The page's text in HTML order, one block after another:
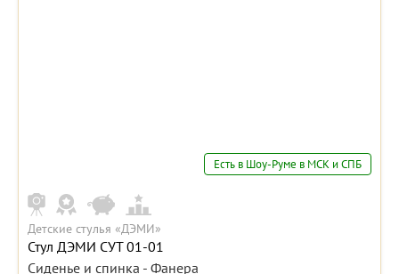
Есть в Шоу-Руме в МСК и СПБ
Детские стулья «ДЭМИ»
Стул ДЭМИ СУТ 01-01
Сиденье и спинка - Фанера